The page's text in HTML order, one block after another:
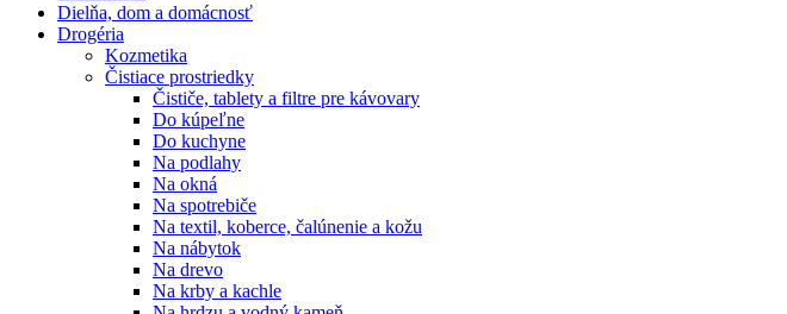
Dielňa, dom a domácnosť
Drogéria
Kozmetika
Čistiace prostriedky
Čističe, tablety a filtre pre kávovary
Do kúpeľne
Do kuchyne
Na podlahy
Na okná
Na spotrebiče
Na textil, koberce, čalúnenie a kožu
Na nábytok
Na drevo
Na krby a kachle